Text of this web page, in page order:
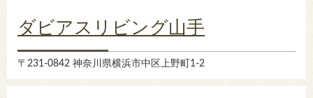
ダビアスリビング山手
〒231-0842 神奈川県横浜市中区上野町1-2